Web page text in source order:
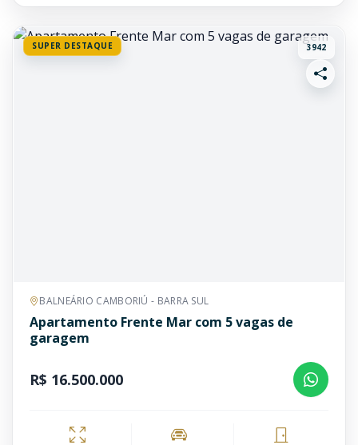
SUPER DESTAQUE 3942
BALNEÁRIO CAMBORIÚ - BARRA SUL
Apartamento Frente Mar com 5 vagas de
garagem
R$ 16.500.000